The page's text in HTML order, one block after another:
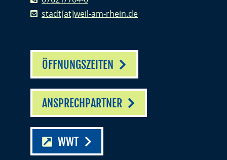
stadt[at]weil-am-rhein.de
ÖFFNUNGSZEITEN
ANSPRECHPARTNER
WWT